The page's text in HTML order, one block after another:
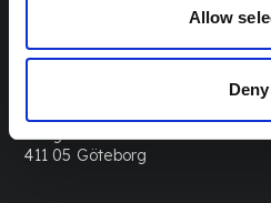
Allow
Deny
Sweden (Gothenburg)
411 05 Göteborg